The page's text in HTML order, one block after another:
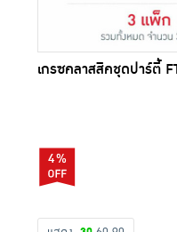
เกรซคลาสสิคชุดปาร์ตี้
4%